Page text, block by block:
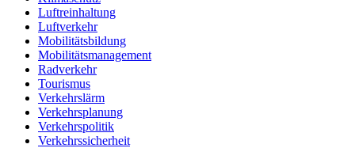
Luftreinhaltung
Luftverkehr
Mobilitätsbildung
Mobilitätsmanagement
Radverkehr
Tourismus
Verkehrslärm
Verkehrsplanung
Verkehrspolitik
Verkehrssicherheit